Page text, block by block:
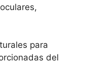
para
del